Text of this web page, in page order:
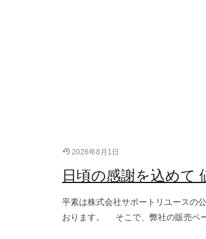
2026年8月1日
日頃の感謝を込めて
平素は株式会社サポートリユースの
おります。 そこで、弊社の販売ペ